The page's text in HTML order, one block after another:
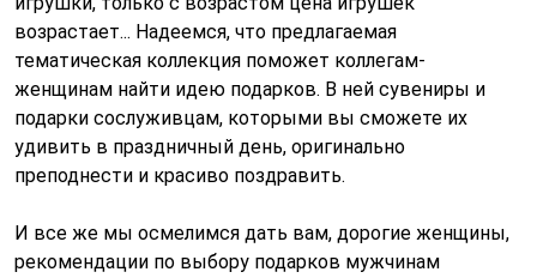
возрастает... Надеемся, что предлагаемая
тематическая коллекция поможет коллегам-
женщинам найти идею подарков. В ней сувениры и
подарки сослуживцам, которыми вы сможете их
удивить в праздничный день, оригинально
преподнести и красиво поздравить.
И все же мы осмелимся дать вам, дорогие женщины,
рекомендации по выбору подарков мужчинам